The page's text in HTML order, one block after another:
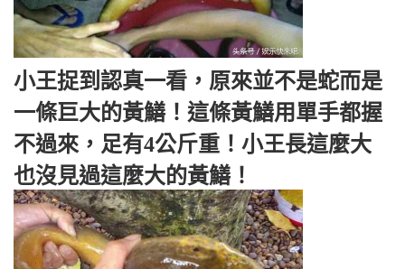
小王捉到認真一看，原來並不是蛇而是
一條巨大的黃鱔！這條黃鱔用單手都握
不過來，足有4公斤重！小王長這麼大
也沒見過這麼大的黃鱔！